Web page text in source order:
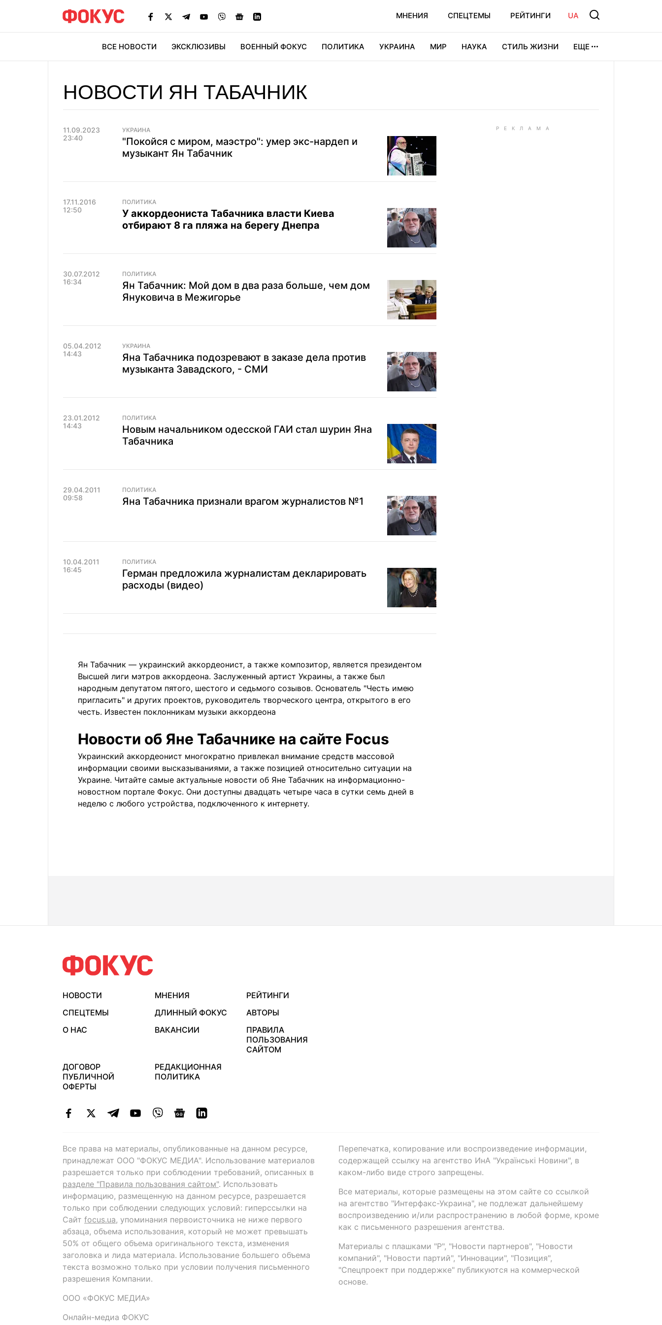
МНЕНИЯ СПЕЦТЕМЫ РЕЙТИНГИ UA
ВСЕ НОВОСТИ ЭКСКЛЮЗИВЫ ВОЕННЫЙ ФОКУС ПОЛИТИКА УКРАИНА МИР НАУКА СТИЛЬ ЖИЗНИ ЕЩЕ
НОВОСТИ ЯН ТАБАЧНИК
11.09.2023
23:40
УКРАИНА
"Покойся с миром, маэстро": умер экс-нардеп и
музыкант Ян Табачник
17.11.2016
12:50
ПОЛИТИКА
У аккордеониста Табачника власти Киева
отбирают 8 га пляжа на берегу Днепра
30.07.2012
16:34
ПОЛИТИКА
Ян Табачник: Мой дом в два раза больше, чем дом
Януковича в Межигорье
05.04.2012
14:43
УКРАИНА
Яна Табачника подозревают в заказе дела против
музыканта Завадского, - СМИ
23.01.2012
14:43
ПОЛИТИКА
Новым начальником одесской ГАИ стал шурин Яна
Табачника
29.04.2011
09:58
ПОЛИТИКА
Яна Табачника признали врагом журналистов №1
10.04.2011
16:45
ПОЛИТИКА
Герман предложила журналистам декларировать
расходы (видео)
Ян Табачник — украинский аккордеонист, а также композитор, является президентом
Высшей лиги мэтров аккордеона. Заслуженный артист Украины, а также был
народным депутатом пятого, шестого и седьмого созывов. Основатель "Честь имею
пригласить" и других проектов, руководитель творческого центра, открытого в его
честь. Известен поклонникам музыки аккордеона
Новости об Яне Табачнике на сайте Focus
Украинский аккордеонист многократно привлекал внимание средств массовой
информации своими высказываниями, а также позицией относительно ситуации на
Украине. Читайте самые актуальные новости об Яне Табачник на информационно-
новостном портале Фокус. Они доступны двадцать четыре часа в сутки семь дней в
неделю с любого устройства, подключенного к интернету.
НОВОСТИ МНЕНИЯ
РЕЙТИНГИ
СПЕЦТЕМЫ
ДЛИННЫЙ ФОКУС
АВТОРЫ
О НАС
ВАКАНСИИ
ПРАВИЛА
ПОЛЬЗОВАНИЯ
САЙТОМ
ДОГОВОР
ПУБЛИЧНОЙ
ОФЕРТЫ
РЕДАКЦИОННАЯ
ПОЛИТИКА
Все права на материалы, опубликованные на данном ресурсе,
принадлежат ООО "ФОКУС МЕДИА". Использование материалов
разрешается только при соблюдении требований, описанных в
разделе "Правила пользования сайтом". Использовать
информацию, размещенную на данном ресурсе, разрешается
только при соблюдении следующих условий: гиперссылки на
Сайт focus.ua, упоминания первоисточника не ниже первого
абзаца, объема использования, который не может превышать
50% от общего объема оригинального текста, изменения
заголовка и лида материала. Использование большего объема
текста возможно только при условии получения письменного
разрешения Компании.
ООО «ФОКУС МЕДИА»
Онлайн-медиа ФОКУС
Перепечатка, копирование или воспроизведение информации,
содержащей ссылку на агентство ИнА "Українські Новини", в
каком-либо виде строго запрещены.
Все материалы, которые размещены на этом сайте со ссылкой
на агентство "Интерфакс-Украина", не подлежат дальнейшему
воспроизведению и/или распространению в любой форме, кроме
как с письменного разрешения агентства.
Материалы с плашками "Р", "Новости партнеров", "Новости
компаний", "Новости партий", "Инновации", "Позиция",
"Спецпроект при поддержке" публикуются на коммерческой
основе.